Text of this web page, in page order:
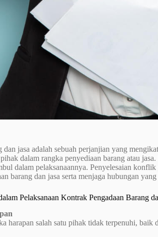
jasa adalah sebuah perjanjian yang
dalam rangka penyediaan barang atau
dalam pelaksanaannya. Penyelesaian
barang dan jasa serta menjaga hubungan
Pelaksanaan Kontrak Pengadaan Barang
harapan salah satu pihak tidak terpenuhi, baik